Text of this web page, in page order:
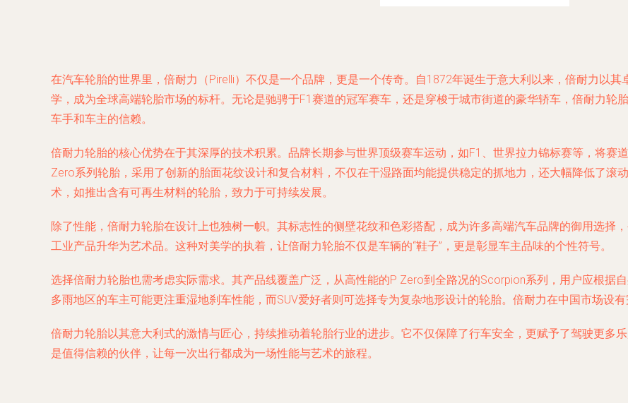
在汽车轮胎的世界里，倍耐力（Pirelli）不仅是一个品牌，更是一个传奇。自1872年诞生于意大利以来，倍耐力以
学，成为全球高端轮胎市场的标杆。无论是驰骋于F1赛道的冠军赛车，还是穿梭于城市街道的豪华轿车，倍耐力轮
车手和车主的信赖。
倍耐力轮胎的核心优势在于其深厚的技术积累。品牌长期参与世界顶级赛车运动，如F1、世界拉力锦标赛等，将赛
Zero系列轮胎，采用了创新的胎面花纹设计和复合材料，不仅在干湿路面均能提供稳定的抓地力，还大幅降低了滚
术，如推出含有可再生材料的轮胎，致力于可持续发展。
除了性能，倍耐力轮胎在设计上也独树一帜。其标志性的侧壁花纹和色彩搭配，成为许多高端汽车品牌的御用选择
工业产品升华为艺术品。这种对美学的执着，让倍耐力轮胎不仅是车辆的“鞋子”，更是彰显车主品味的个性符号。
选择倍耐力轮胎也需考虑实际需求。其产品线覆盖广泛，从高性能的P Zero到全路况的Scorpion系列，用户应根据
多雨地区的车主可能更注重湿地刹车性能，而SUV爱好者则可选择专为复杂地形设计的轮胎。倍耐力在中国市场设
倍耐力轮胎以其意大利式的激情与匠心，持续推动着轮胎行业的进步。它不仅保障了行车安全，更赋予了驾驶更多
是值得信赖的伙伴，让每一次出行都成为一场性能与艺术的旅程。